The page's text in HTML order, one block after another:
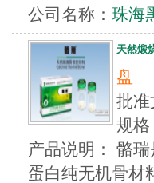
公司名称： 珠海
天然煅
盘
批
规
产品说明： 骼
蛋白纯无机骨材